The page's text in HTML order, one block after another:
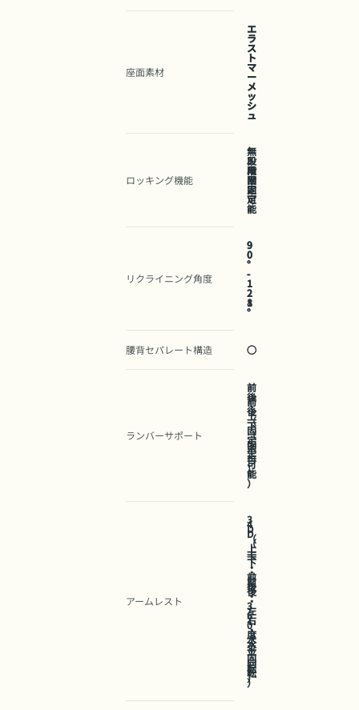
座面素材
エ
ラ
ス
ト
マ
ー
メ
ッ
シ
ュ
エ
ラ
ス
ト
マ
ー
メ
ッ
シ
ュ
ロッキング機能
無
段
階
固
定
可
能
3
段
階
固
定
リクライニング角度
9
0
°
-
1
2
8
°
9
0
°
-
1
2
1
°
腰背セパレート構造 ○
○
ランバーサポート
前
後
・
上
下
（
固
定
可
能
）
前
後
（
固
定
不
可
）
アームレスト
3
D
（
上
下
・
前
後
・
3
6
0
度
水
平
回
転
）
4
D
（
上
下
・
前
後
・
左
右
・
水
平
回
転
）